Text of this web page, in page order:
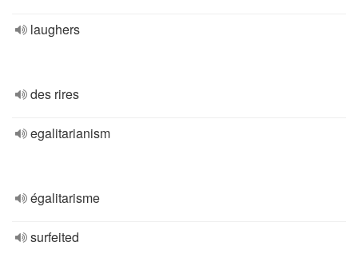
laughers
des rires
egalitarianism
égalitarisme
surfeited